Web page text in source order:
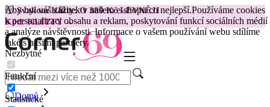
Aby byl váš zážitek v našem e-shopu co nejlepší.Používáme cookies
k personalizaci obsahu a reklam, poskytování funkcí sociálních médií
a analýze návštěvnosti. Informace o vašem používání webu sdílíme
také s našimi partnery.
Nezbytné
Funkční
Statistické
😽Svakom Klitty: O 380 Kč LEVNĚJI
Kód: KLITTY →
Domů